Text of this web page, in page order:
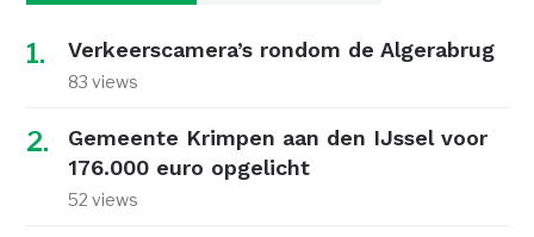
Verkeerscamera’s rondom de Algerabrug
83 views
Gemeente Krimpen aan den IJssel voor
176.000 euro opgelicht
52 views